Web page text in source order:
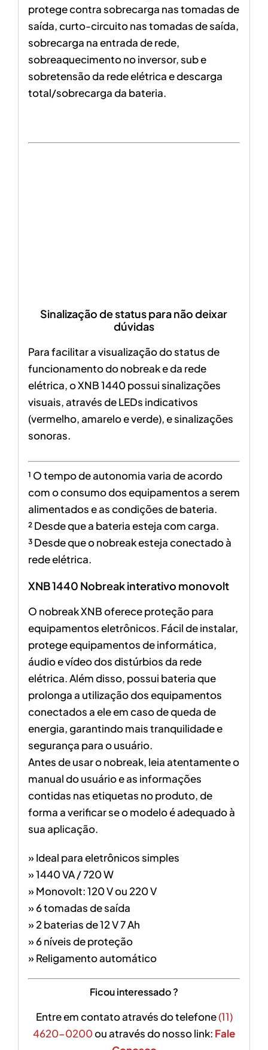
protege contra sobrecarga nas tomadas de
saída, curto-circuito nas tomadas de saída,
sobrecarga na entrada de rede,
sobreaquecimento no inversor, sub e
sobretensão da rede elétrica e descarga
total/sobrecarga da bateria.
Sinalização de status para não deixar
dúvidas
Para facilitar a visualização do status de
funcionamento do nobreak e da rede
elétrica, o XNB 1440 possui sinalizações
visuais, através de LEDs indicativos
(vermelho, amarelo e verde), e sinalizações
sonoras.
¹ O tempo de autonomia varia de acordo
com o consumo dos equipamentos a serem
alimentados e as condições de bateria.
² Desde que a bateria esteja com carga.
³ Desde que o nobreak esteja conectado à
rede elétrica.
XNB 1440 Nobreak interativo monovolt
O nobreak XNB oferece proteção para
equipamentos eletrônicos. Fácil de instalar,
protege equipamentos de informática,
áudio e vídeo dos distúrbios da rede
elétrica. Além disso, possui bateria que
prolonga a utilização dos equipamentos
conectados a ele em caso de queda de
energia, garantindo mais tranquilidade e
segurança para o usuário.
Antes de usar o nobreak, leia atentamente o
manual do usuário e as informações
contidas nas etiquetas no produto, de
forma a verificar se o modelo é adequado à
sua aplicação.
» Ideal para eletrônicos simples
» 1440 VA / 720 W
» Monovolt: 120 V ou 220 V
» 6 tomadas de saída
» 2 baterias de 12 V 7 Ah
» 6 níveis de proteção
» Religamento automático
Ficou interessado ?
Entre em contato através do telefone(11)
4620-0200ou através do nosso link: Fale